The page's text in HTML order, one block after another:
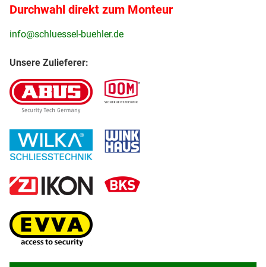
Durchwahl direkt zum Monteur
info@schluessel-buehler.de
Unsere Zulieferer: